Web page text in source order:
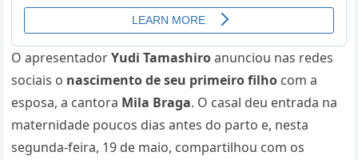
O apresentadorYudi Tamashiroanunciou nas redes
sociais o nascimento de seu primeiro filho com a
esposa, a cantora Mila Braga. O casal deu entrada na
maternidade poucos dias antes do parto e, nesta
segunda-feira, 19 de maio, compartilhou com os